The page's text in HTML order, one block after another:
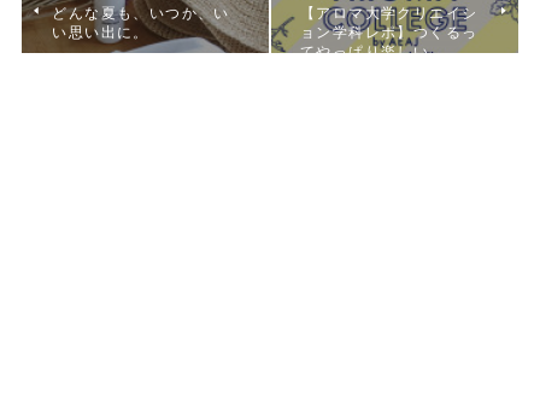
どんな夏も、いつか、い
い思い出に。
【アロマ大学クリエイシ
ョン学科レポ】つくるっ
てやっぱり楽しい